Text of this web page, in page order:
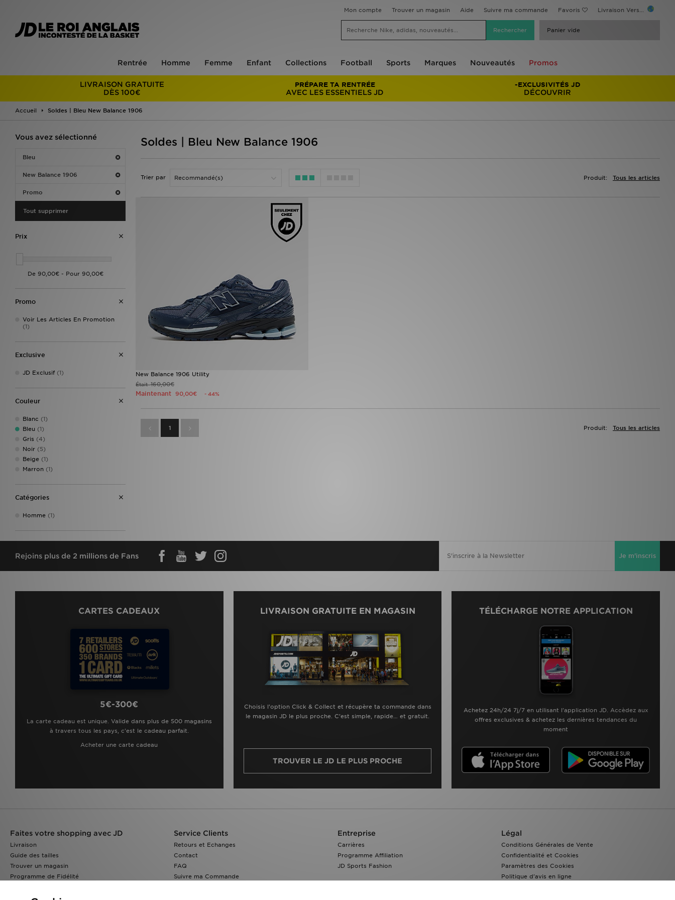
Mon compte Trouver un magasin Aide Suivre ma commande Favoris Livraison Vers...
Panier vide
Rentrée Homme Femme Enfant Collections Football Sports Marques Nouveautés Promos
LIVRAISON GRATUITE
DÈS 100€
PRÉPARE TA RENTRÉE
AVEC LES ESSENTIELS JD
-EXCLUSIVITÉS JD
DÉCOUVRIR
Accueil Soldes | Bleu New Balance 1906
Vous avez sélectionné
Bleu
New Balance 1906
Promo
Tout supprimer
Prix
Promo
Voir Les Articles En Promotion
(1)
Exclusive
JD Exclusif (1)
Couleur
Blanc (1)
Bleu (1)
Gris (4)
Noir (5)
Beige (1)
Marron (1)
Catégories
Homme (1)
Soldes | Bleu New Balance 1906
Trier par Tous les articles
Produit:
New Balance 1906 Utility
Était160,00€
Maintenant 90,00€ - 44%
1 Tous les articles
Produit:
Rejoins plus de 2 millions de Fans Je m'inscris
CARTES CADEAUX
5€-300€
La carte cadeau est unique. Valide dans plus de 500 magasins
à travers tous les pays, c'est le cadeau parfait.
Acheter une carte cadeau
LIVRAISON GRATUITE EN MAGASIN
Choisis l’option Click & Collect et récupère ta commande dans
le magasin JD le plus proche. C’est simple, rapide… et gratuit.
TROUVER LE JD LE PLUS PROCHE
TÉLÉCHARGE NOTRE APPLICATION
Achetez 24h/24 7j/7 en utilisant l'application JD. Accèdez aux
offres exclusives & achetez les dernières tendances du
moment
Faites votre shopping avec JD
Livraison
Guide des tailles
Trouver un magasin
Programme de Fidélité
JD Blog
Service Clients
Retours et Echanges
Contact
FAQ
Suivre ma Commande
Entreprise
Carrières
Programme Affiliation
JD Sports Fashion
Légal
Conditions Générales de Vente
Confidentialité et Cookies
Paramètres des Cookies
Politique d'avis en ligne